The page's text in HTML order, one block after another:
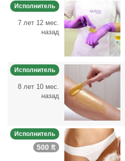
Исполнитель
7 лет 12 мес.
назад
Исполнитель
8 лет 10 мес.
назад
Исполнитель
500 ₶